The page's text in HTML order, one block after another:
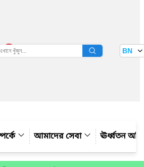
তথ্য বাতায়ন BN
আমাদের সেবা ঊর্ধ্বতন